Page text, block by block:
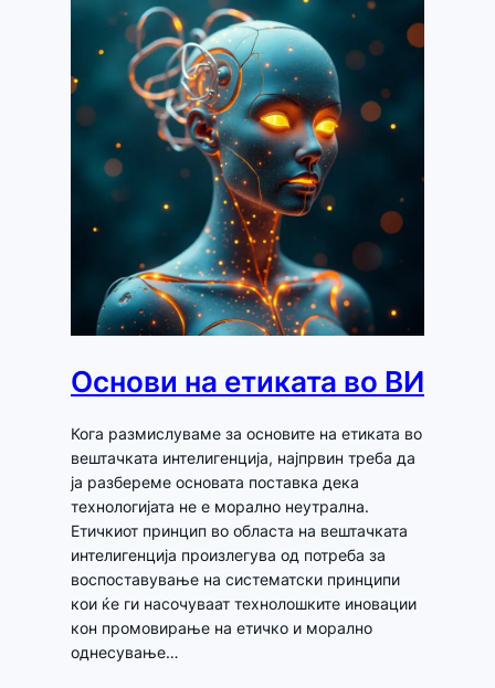
Основи на етиката во ВИ
Кога размислуваме за основите на етиката во
вештачката интелигенција, најпрвин треба да
ја разбереме основата поставка дека
технологијата не е морално неутрална.
Етичкиот принцип во областа на вештачката
интелигенција произлегува од потреба за
воспоставување на систематски принципи
кои ќе ги насочуваат технолошките иновации
кон промовирање на етичко и морално
однесување…